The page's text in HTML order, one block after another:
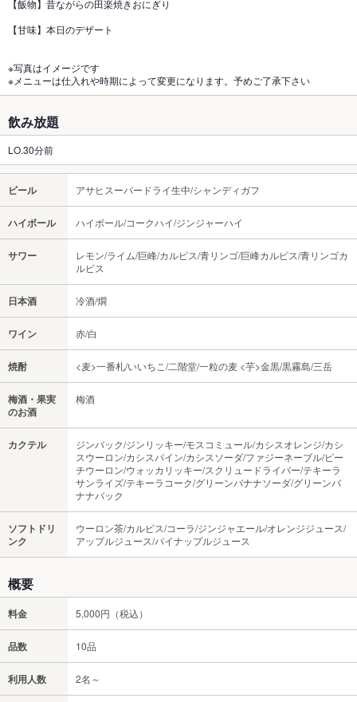
【飯物】昔ながらの田楽焼きおにぎり
【甘味】本日のデザート
※写真はイメージです
※メニューは仕入れや時期によって変更になります。予めご了承下さい
飲み放題
LO.30分前
ビール アサヒスーパードライ生中/シャンディガフ
ハイボール ハイボール/コークハイ/ジンジャーハイ
サワー
レモン/ライム/巨峰/カルピス/青リンゴ/巨峰カルピス/青リンゴカ
ルピス
日本酒 冷酒/燗
ワイン 赤/白
焼酎 <麦>一番札/いいちこ/二階堂/一粒の麦 <芋>金黒/黒霧島/三岳
梅酒・果実
のお酒
梅酒
カクテル
ジンバック/ジンリッキー/モスコミュール/カシスオレンジ/カシ
スウーロン/カシスパイン/カシスソーダ/ファジーネーブル/ピー
チウーロン/ウォッカリッキー/スクリュードライバー/テキーラ
サンライズ/テキーラコーク/グリーンバナナソーダ/グリーンバ
ナナバック
ソフトドリ
ンク
ウーロン茶/カルピス/コーラ/ジンジャエール/オレンジジュース/
アップルジュース/パイナップルジュース
概要
料金 5,000円（税込）
品数 10品
利用人数 2名～